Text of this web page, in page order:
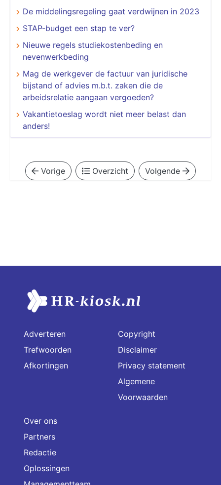
De middelingsregeling gaat verdwijnen in 2023
STAP-budget een stap te ver?
Nieuwe regels studiekostenbeding en
nevenwerkbeding
Mag de werkgever de factuur van juridische
bijstand of advies m.b.t. zaken die de
arbeidsrelatie aangaan vergoeden?
Vakantietoeslag wordt niet meer belast dan
anders!
Vorige Overzicht Volgende
Adverteren
Trefwoorden
Afkortingen
Copyright
Disclaimer
Privacy statement
Algemene
Voorwaarden
Over ons
Partners
Redactie
Oplossingen